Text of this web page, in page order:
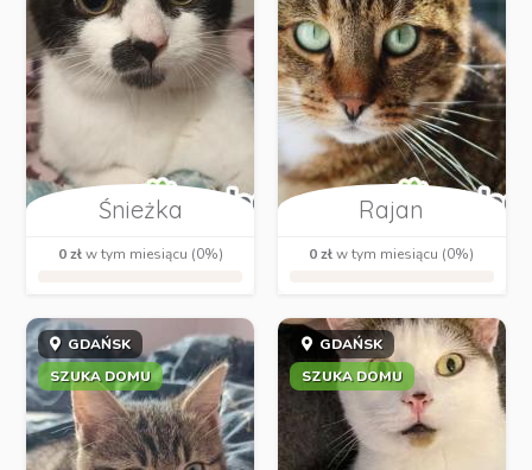
Śnieżka
0 złw tym miesiącu (0%)
Rajan
0 złw tym miesiącu (0%)
GDAŃSK
SZUKA DOMU
GDAŃSK
SZUKA DOMU